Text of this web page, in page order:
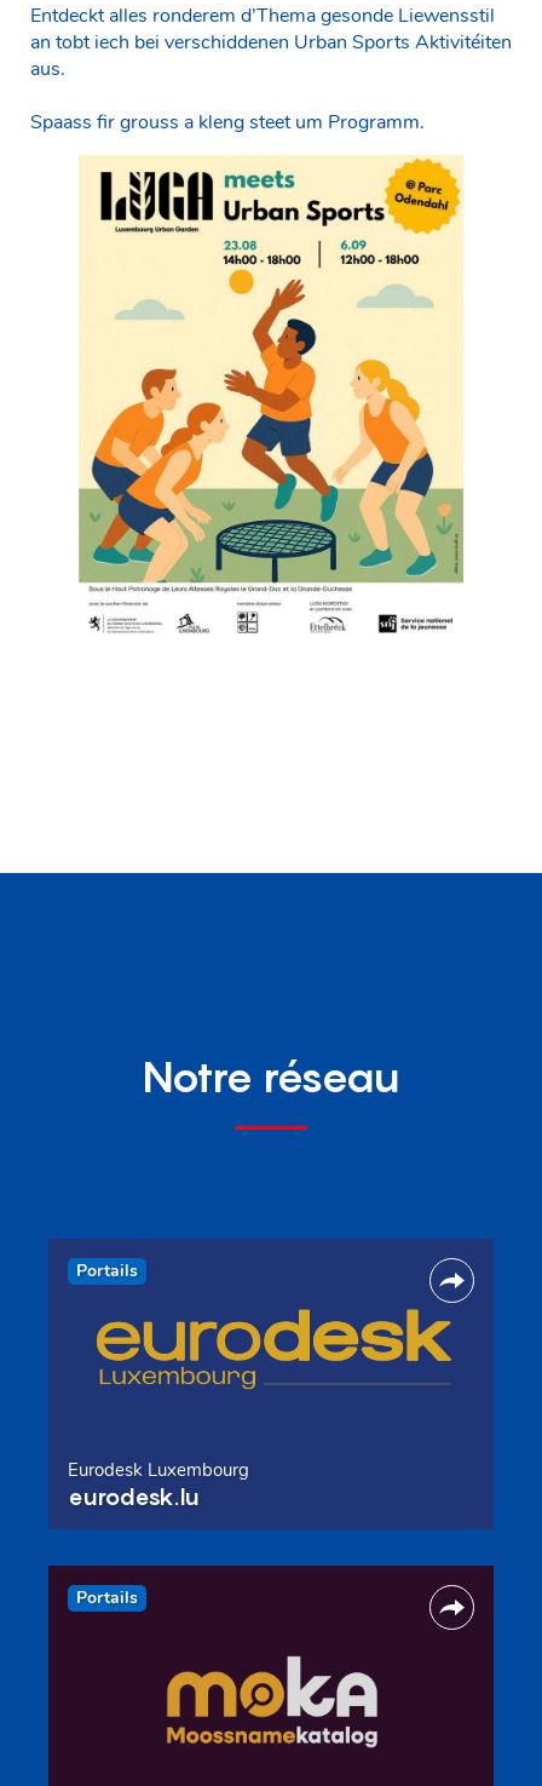
Entdeckt alles ronderem d’Thema gesonde Liewensstil
an tobt iech bei verschiddenen Urban Sports Aktivitéiten
aus.
Spaass fir grouss a kleng steet um Programm.
Notre réseau
Portails
Eurodesk Luxembourg
eurodesk.lu
Portails